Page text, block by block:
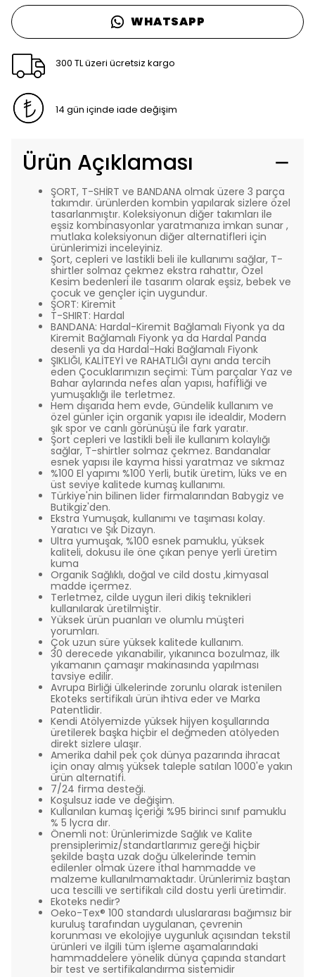
WHATSAPP
300 TL üzeri ücretsiz kargo
14 gün içinde iade değişim
Ürün Açıklaması
ŞORT, T-SHİRT ve BANDANA olmak üzere 3 parça
takımdır. ürünlerden kombin yapılarak sizlere özel
tasarlanmıştır. Koleksiyonun diğer takımları ile
eşsiz kombinasyonlar yaratmanıza imkan sunar ,
mutlaka koleksiyonun diğer alternatifleri için
ürünlerimizi inceleyiniz.
Şort, cepleri ve lastikli beli ile kullanımı sağlar, T-
shirtler solmaz çekmez ekstra rahattır, Özel
Kesim bedenleri ile tasarım olarak eşsiz, bebek ve
çocuk ve gençler için uygundur.
ŞORT: Kiremit
T-SHIRT: Hardal
BANDANA: Hardal-Kiremit Bağlamalı Fiyonk ya da
Kiremit Bağlamalı Fiyonk ya da Hardal Panda
desenli ya da Hardal-Haki Bağlamalı Fiyonk
ŞIKLIĞI, KALİTEYİ ve RAHATLIĞI aynı anda tercih
eden Çocuklarımızın seçimi: Tüm parçalar Yaz ve
Bahar aylarında nefes alan yapısı, hafifliği ve
yumuşaklığı ile terletmez.
Hem dışarıda hem evde, Gündelik kullanım ve
özel günler için organik yapısı ile idealdir, Modern
şık spor ve canlı görünüşü ile fark yaratır.
Şort cepleri ve lastikli beli ile kullanım kolaylığı
sağlar, T-shirtler solmaz çekmez. Bandanalar
esnek yapısı ile kayma hissi yaratmaz ve sıkmaz
%100 El yapımı %100 Yerli, butik üretim, lüks ve en
üst seviye kalitede kumaş kullanımı.
Türkiye'nin bilinen lider firmalarından Babygiz ve
Butikgiz'den.
Ekstra Yumuşak, kullanımı ve taşıması kolay.
Yaratıcı ve Şık Dizayn.
Ultra yumuşak, %100 esnek pamuklu, yüksek
kaliteli, dokusu ile öne çıkan penye yerli üretim
kuma
Organik Sağlıklı, doğal ve cild dostu ,kimyasal
madde içermez.
Terletmez, cilde uygun ileri dikiş teknikleri
kullanılarak üretilmiştir.
Yüksek ürün puanları ve olumlu müşteri
yorumları.
Çok uzun süre yüksek kalitede kullanım.
30 derecede yıkanabilir, yıkanınca bozulmaz, ilk
yıkamanın çamaşır makinasında yapılması
tavsiye edilir.
Avrupa Birliği ülkelerinde zorunlu olarak istenilen
Ekoteks sertifikalı ürün ihtiva eder ve Marka
Patentlidir.
Kendi Atölyemizde yüksek hijyen koşullarında
üretilerek başka hiçbir el değmeden atölyeden
direkt sizlere ulaşır.
Amerika dahil pek çok dünya pazarında ihracat
için onay almış yüksek taleple satılan 1000'e yakın
ürün alternatifi.
7/24 firma desteği.
Koşulsuz iade ve değişim.
Kullanılan kumaş İçeriği %95 birinci sınıf pamuklu
% 5 lycra dır.
Önemli not: Ürünlerimizde Sağlık ve Kalite
prensiplerimiz/standartlarımız gereği hiçbir
şekilde başta uzak doğu ülkelerinde temin
edilenler olmak üzere ithal hammadde ve
malzeme kullanılmamaktadır. Ürünlerimiz baştan
uca tescilli ve sertifikalı cild dostu yerli üretimdir.
Ekoteks nedir?
Oeko-Tex® 100 standardı uluslararası bağımsız bir
kuruluş tarafından uygulanan, çevrenin
korunması ve ekolojiye uygunluk açısından tekstil
ürünleri ve ilgili tüm işleme aşamalarındaki
hammaddelere yönelik dünya çapında standart
bir test ve sertifikalandırma sistemidir